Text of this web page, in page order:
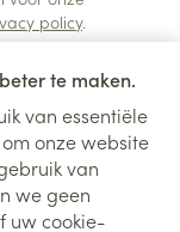
te maken.
van essentiële
onze website
van
we geen
uw cookie-
policy.